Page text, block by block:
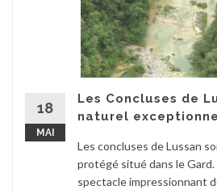
18
MAI
Les Concluses de
naturel
Les concluses de Lussan
protégé situé dans le
spectacle impressionnant